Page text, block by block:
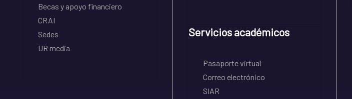
Becas y apoyo financiero
CRAI
Sedes
UR media
Servicios académicos
Pasaporte virtual
Correo electrónico
SIAR